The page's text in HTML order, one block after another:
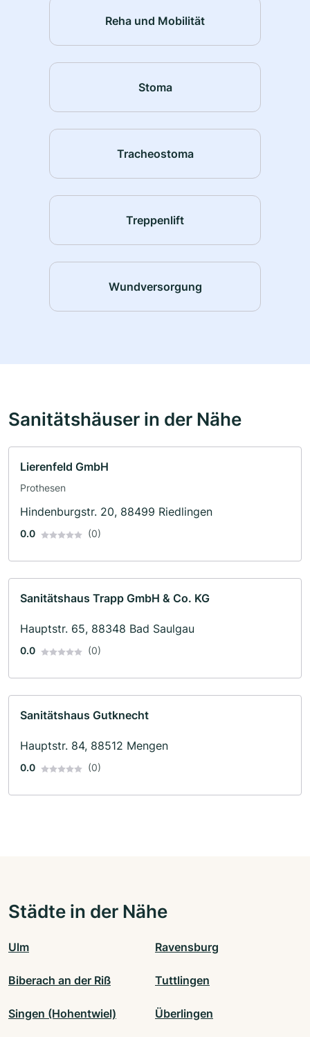
Reha und Mobilität
Stoma
Tracheostoma
Treppenlift
Wundversorgung
Sanitätshäuser in der Nähe
Lierenfeld GmbH
Prothesen
Hindenburgstr. 20, 88499 Riedlingen
0.0 (0)
Sanitätshaus Trapp GmbH & Co. KG
Hauptstr. 65, 88348 Bad Saulgau
0.0 (0)
Sanitätshaus Gutknecht
Hauptstr. 84, 88512 Mengen
0.0 (0)
Städte in der Nähe
Ulm Ravensburg
Biberach an der Riß Tuttlingen
Singen (Hohentwiel) Überlingen